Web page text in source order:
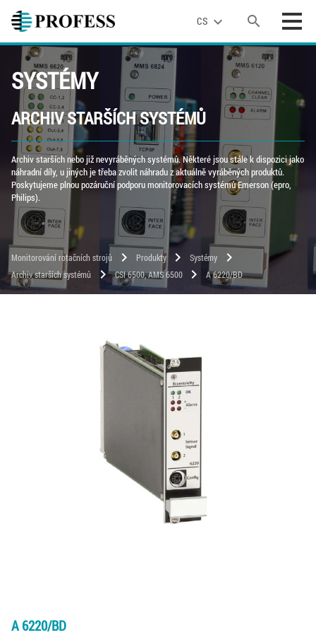
CS expand_more search
SYSTÉMY
ARCHIV STARŠÍCH SYSTÉMŮ
Archiv starších nebo již nevyráběných systémů. Některé jsou stále k dispozici jako
náhradní díly, u jiných je třeba zvolit náhradu z aktuálně vyráběných produktů.
Poskytujeme plnou pozáruční podporu monitorovacích systémů Emerson (epro,
Philips).
Monitorování rotačních strojů chevron_right Produkty chevron_right Systémy chevron_right
Archiv starších systémů chevron_right CSI 6500, AMS 6500 chevron_right A 6220/BD
A 6220/BD